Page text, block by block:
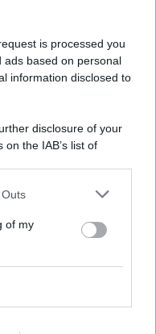
is processed you
ads based on personal
information disclosed to
disclosure of your
the IAB’s list of
by us to third parties
of my
N. 8/2020 - RG N.
ALL’ANSO
STAMPA ONLINE)